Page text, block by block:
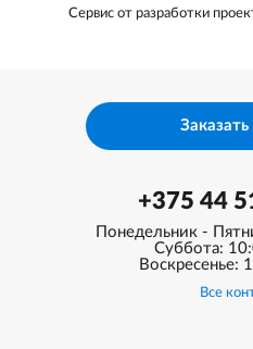
Сервис от разработки
+375 44
Понедельник -
Суббота:
Воскресенье:
Все